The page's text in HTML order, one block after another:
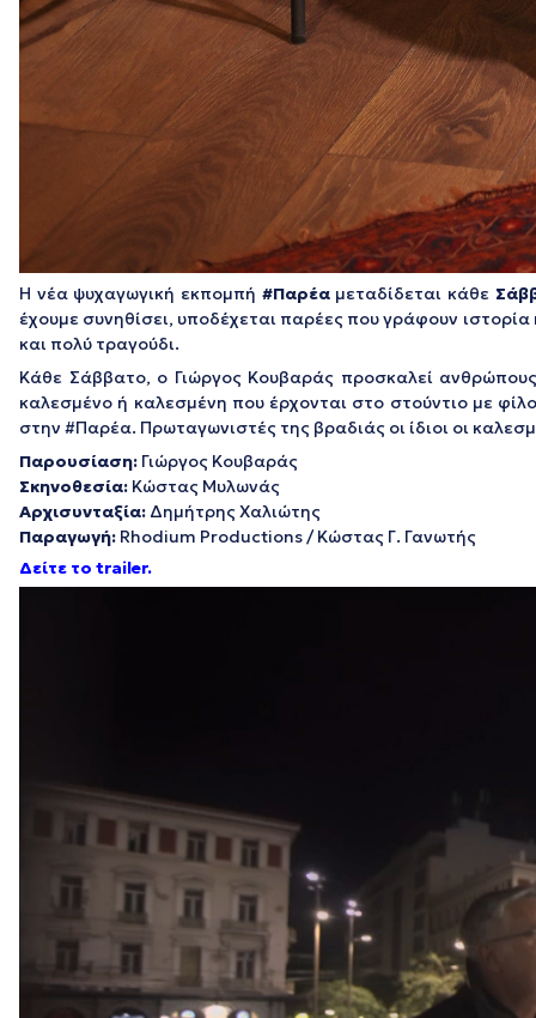
Η νέα ψυχαγωγική εκπομπή #Παρέαμεταδίδεται κάθε
έχουμε συνηθίσει, υποδέχεται παρέες που γράφουν
και πολύ τραγούδι.
Κάθε Σάββατο, ο Γιώργος Κουβαράς προσκαλεί
καλεσμένο ή καλεσμένη που έρχονται στο στούντιο με
στην #Παρέα. Πρωταγωνιστές της βραδιάς οι ίδιοι οι
Παρουσίαση: Γιώργος Κουβαράς
Σκηνοθεσία: Κώστας Μυλωνάς
Αρχισυνταξία: Δημήτρης Χαλιώτης
Παραγωγή: Rhodium Productions / Κώστας Γ. Γανωτής
Δείτε το trailer.